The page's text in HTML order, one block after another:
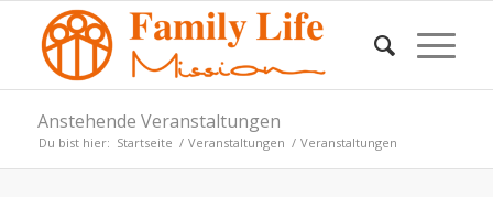
Anstehende Veranstaltungen
Du bist hier: Startseite / Veranstaltungen / Veranstaltungen